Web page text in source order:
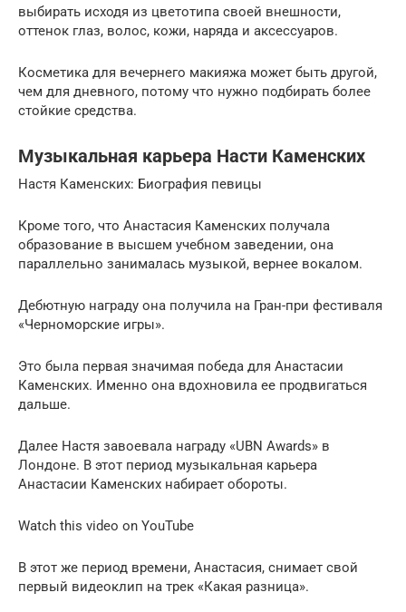
выбирать исходя из цветотипа своей внешности,
оттенок глаз, волос, кожи, наряда и аксессуаров.
Косметика для вечернего макияжа может быть другой,
чем для дневного, потому что нужно подбирать более
стойкие средства.
Музыкальная карьера Насти Каменских
Настя Каменских: Биография певицы
Кроме того, что Анастасия Каменских получала
образование в высшем учебном заведении, она
параллельно занималась музыкой, вернее вокалом.
Дебютную награду она получила на Гран-при фестиваля
«Черноморские игры».
Это была первая значимая победа для Анастасии
Каменских. Именно она вдохновила ее продвигаться
дальше.
Далее Настя завоевала награду «UBN Awards» в
Лондоне. В этот период музыкальная карьера
Анастасии Каменских набирает обороты.
Watch this video on YouTube
В этот же период времени, Анастасия, снимает свой
первый видеоклип на трек «Какая разница».